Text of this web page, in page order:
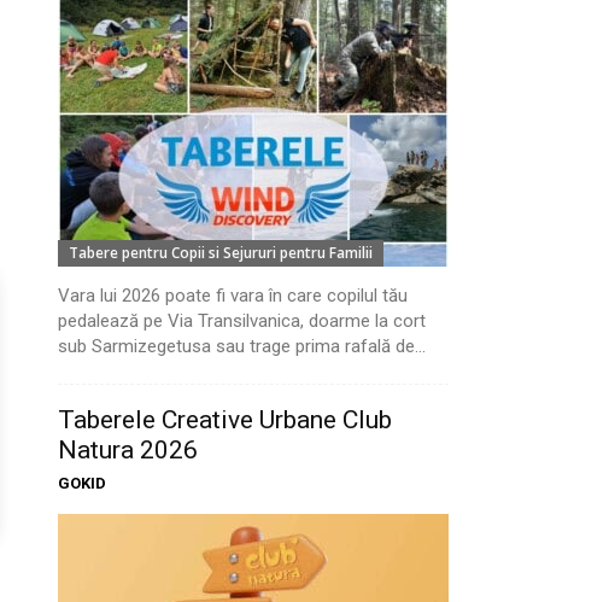
Tabere pentru Copii si Sejururi pentru Familii
Vara lui 2026 poate fi vara în care copilul tău
pedalează pe Via Transilvanica, doarme la cort
sub Sarmizegetusa sau trage prima rafală de...
Taberele Creative Urbane Club
Natura 2026
GOKID